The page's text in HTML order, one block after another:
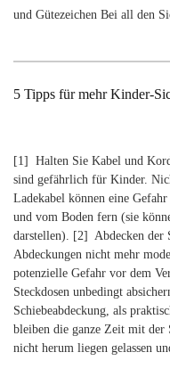
und Gütezeichen Bei all den
5 Tipps für mehr Kinder-
[1] Halten Sie Kabel und
sind gefährlich für Kinder.
Ladekabel können eine
und vom Boden fern (sie
darstellen). [2] Abdecken der
Abdeckungen nicht mehr
potenzielle Gefahr vor dem
Steckdosen unbedingt
Schiebeabdeckung, als
bleiben die ganze Zeit mit der
nicht herum liegen gelassen